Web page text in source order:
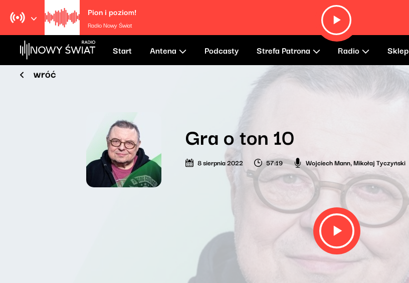
Pion i poziom!
Radio Nowy Świat
Start Antena Podcasty Strefa Patrona Radio Sklep
wróć
Gra o ton 10
8 sierpnia 2022 57:19 Wojciech Mann,Mikołaj Tyczyński